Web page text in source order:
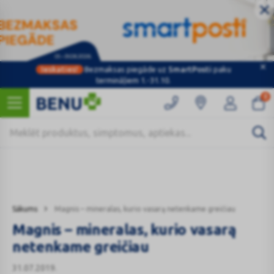
Ieskaties! Bezmaksas piegāde uz SmartPostipaku
termināļiem 1.-31.10.
0
Sākums Magnis – mineralas, kurio vasarą netenkame greičiau
Kategorijas
Magnis – mineralas, kurio vasarą
netenkame greičiau